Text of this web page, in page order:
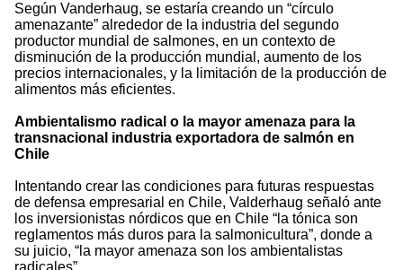
Según Vanderhaug, se estaría creando un “círculo
amenazante” alrededor de la industria del segundo
productor mundial de salmones, en un contexto de
disminución de la producción mundial, aumento de los
precios internacionales, y la limitación de la producción de
alimentos más eficientes.
Ambientalismo radical o la mayor amenaza para la
transnacional industria exportadora de salmón en
Chile
Intentando crear las condiciones para futuras respuestas
de defensa empresarial en Chile, Valderhaug señaló ante
los inversionistas nórdicos que en Chile “la tónica son
reglamentos más duros para la salmonicultura”, donde a
su juicio, “la mayor amenaza son los ambientalistas